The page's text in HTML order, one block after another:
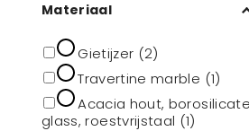
Materiaal
Gietijzer (2)
Travertine marble (1)
Acacia hout, borosilicate
glass, roestvrijstaal (1)